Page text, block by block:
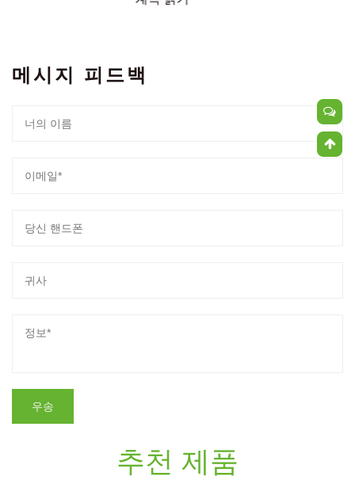
시하는 시설, 다겹 구조 및 입증된...
메시지 피드백
추천 제품